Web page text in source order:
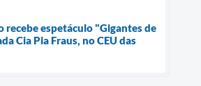
recebe espetáculo "Gigantes de
Cia Pia Fraus, no CEU das